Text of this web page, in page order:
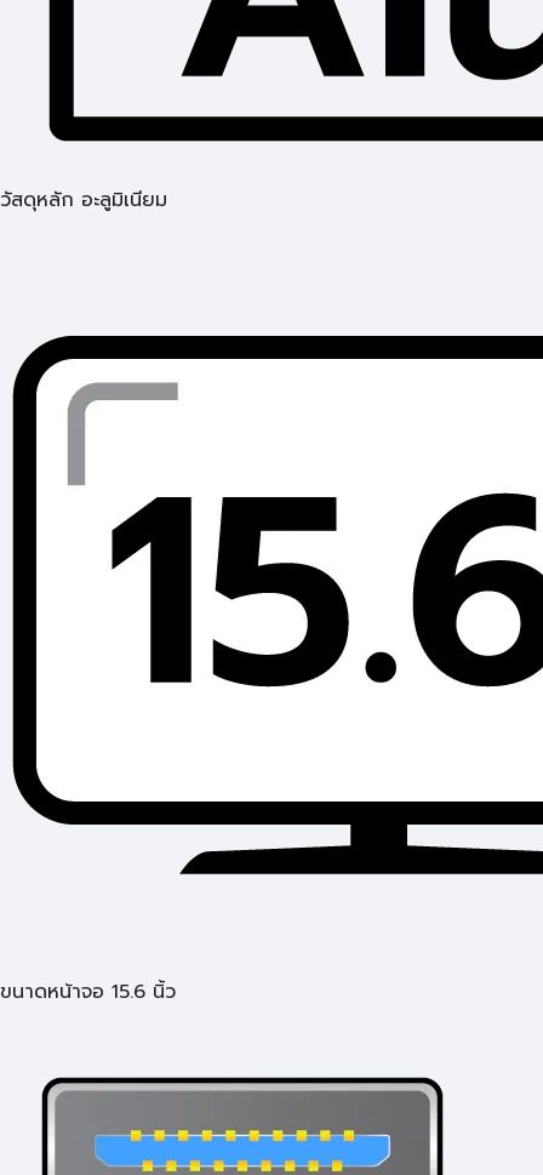
วัสดุหลัก อะลูมิเนียม
ขนาดหน้าจอ 15.6 นิ้ว